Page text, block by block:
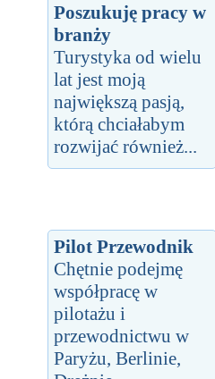
Poszukuję pracy w
branży
Turystyka od wielu
lat jest moją
największą pasją,
którą chciałabym
rozwijać również...
Pilot Przewodnik
Chętnie podejmę
współpracę w
pilotażu i
przewodnictwu w
Paryżu, Berlinie,